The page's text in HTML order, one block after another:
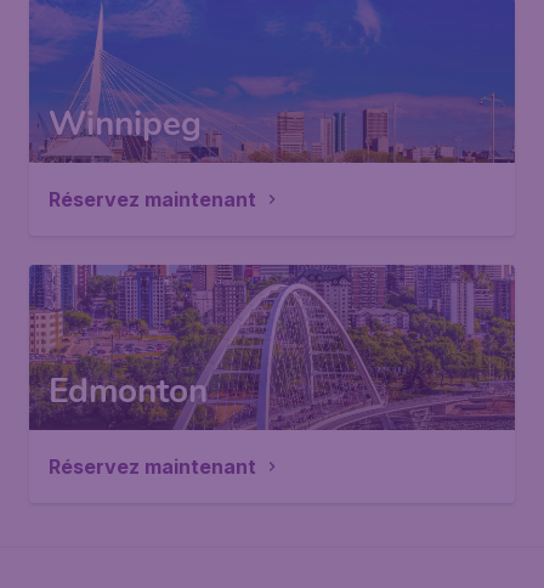
Winnipeg
Réservez maintenant
Edmonton
Réservez maintenant